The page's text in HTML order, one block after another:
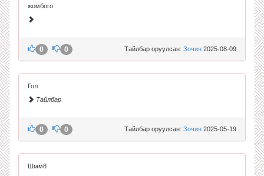
жомбого
Тайлбар оруулсан: Зочин 2025-08-09
0 0
Гол
Тайлбар
Тайлбар оруулсан: Зочин 2025-05-19
0 0
Шмм8